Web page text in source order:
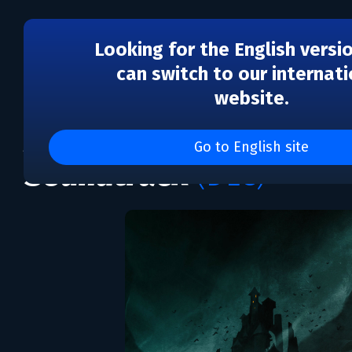
Looking for the English
can switch to our
website.
Go to English site
A Blind Legend -
Soundtrack(DLC)
DLC